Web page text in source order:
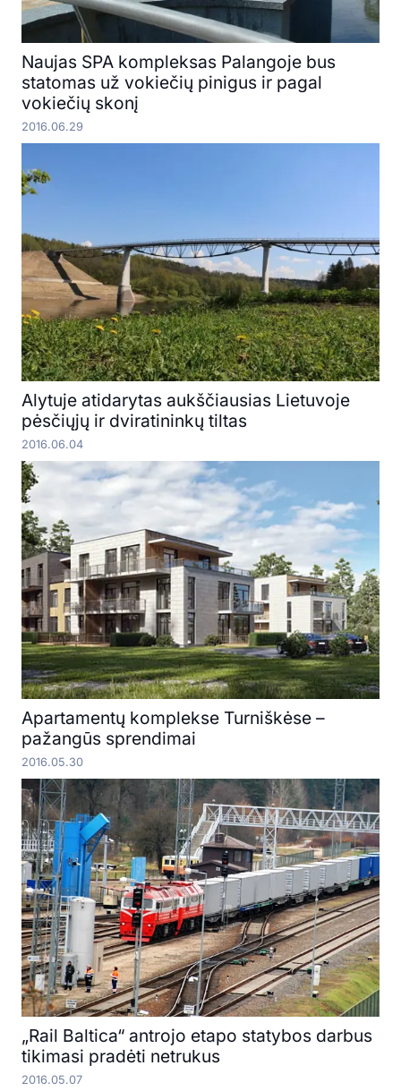
Naujas SPA kompleksas Palangoje bus
statomas už vokiečių pinigus ir pagal
vokiečių skonį
2016.06.29
Alytuje atidarytas aukščiausias Lietuvoje
pėsčiųjų ir dviratininkų tiltas
2016.06.04
Apartamentų komplekse Turniškėse –
pažangūs sprendimai
2016.05.30
„Rail Baltica“ antrojo etapo statybos darbus
tikimasi pradėti netrukus
2016.05.07